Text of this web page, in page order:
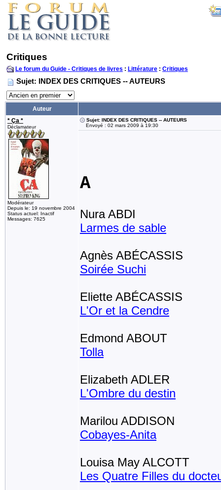
Critiques
Le forum du Guide - Critiques de livres : Littérature : Critiques
Sujet: INDEX DES CRITIQUES -- AUTEURS
Auteur
* Ça *
Déclamateur
Modérateur
Depuis le: 19 novembre 2004
Status actuel: Inactif
Messages: 7625
Sujet: INDEX DES CRITIQUES -- AUTEURS
Envoyé : 02 mars 2009 à 19:30
A
Nura ABDI
Larmes de sable
Agnès ABÉCASSIS
Soirée Suchi
Eliette ABÉCASSIS
L'Or et la Cendre
Edmond ABOUT
Tolla
Elizabeth ADLER
L'Ombre du destin
Marilou ADDISON
Cobayes-Anita
Louisa May ALCOTT
Les Quatre Filles du